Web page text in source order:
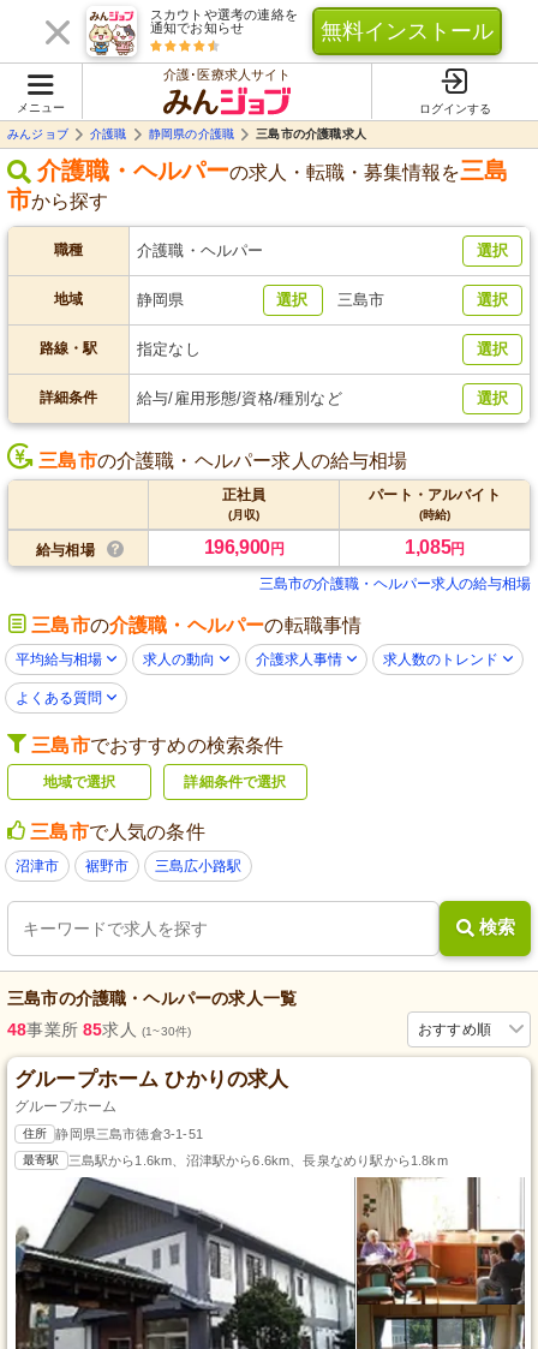
スカウトや選考の連絡を
通知でお知らせ
無料インストール
メニュー
介護･医療求人サイト
ログインする
みんジョブ
介護職 静岡県の介護職 三島市の介護職求人
介護職・ヘルパーの求人・転職・募集情報を三島
市から探す
職種 介護職・ヘルパー 選択
地域 静岡県 選択 三島市 選択
路線・駅 指定なし 選択
詳細条件 給与/雇用形態/資格/種別など 選択
三島市の介護職・ヘルパー求人の給与相場
正社員
(月収)
パート・アルバイト
(時給)
給与相場 196,900円 1,085円
三島市の介護職・ヘルパー求人の給与相場
三島市の介護職・ヘルパーの転職事情
平均給与相場 求人の動向 介護求人事情 求人数のトレンド
よくある質問
三島市でおすすめの検索条件
地域で選択 詳細条件で選択
三島市で人気の条件
沼津市 裾野市 三島広小路駅
検索
三島市の介護職・ヘルパーの求人一覧
おすすめ順
48事業所 85求人 (1~30件)
グループホーム ひかりの求人
グループホーム
住所 静岡県三島市徳倉3-1-51
最寄駅 三島駅から1.6km、沼津駅から6.6km、長泉なめり駅から1.8km